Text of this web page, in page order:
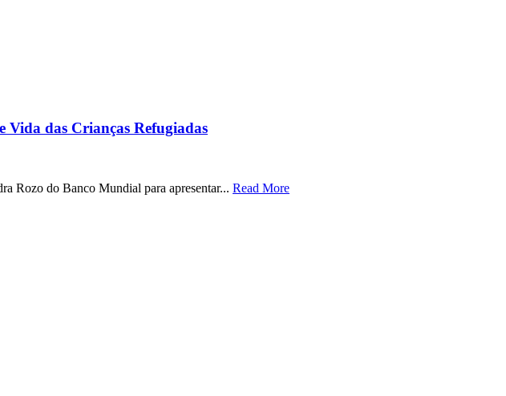
Vida das Crianças Refugiadas
Rozo do Banco Mundial para apresentar... Read More